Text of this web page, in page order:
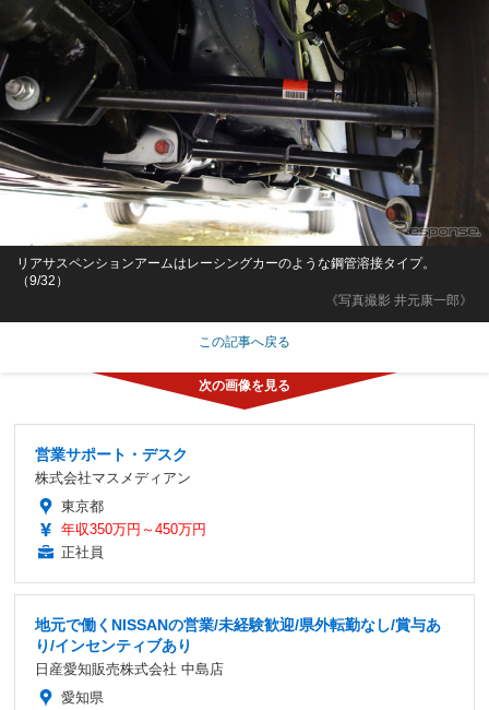
《写真撮影 井元康一郎》
リアサスペンションアームはレーシングカーのような鋼管溶接タイプ。
（9/32）
この記事へ戻る
営業サポート・デスク
株式会社マスメディアン
東京都
年収350万円～450万円
正社員
地元で働くNISSANの営業/未経験歓迎/県外転勤なし/賞与あ
り/インセンティブあり
日産愛知販売株式会社 中島店
愛知県